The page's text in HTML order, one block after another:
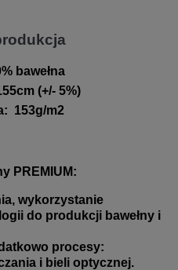
bawełna
(+/- 5%)
: 153g/m2
PREMIUM:
wykorzystanie
do produkcji bawełny i
procesy:
i bieli optycznej.